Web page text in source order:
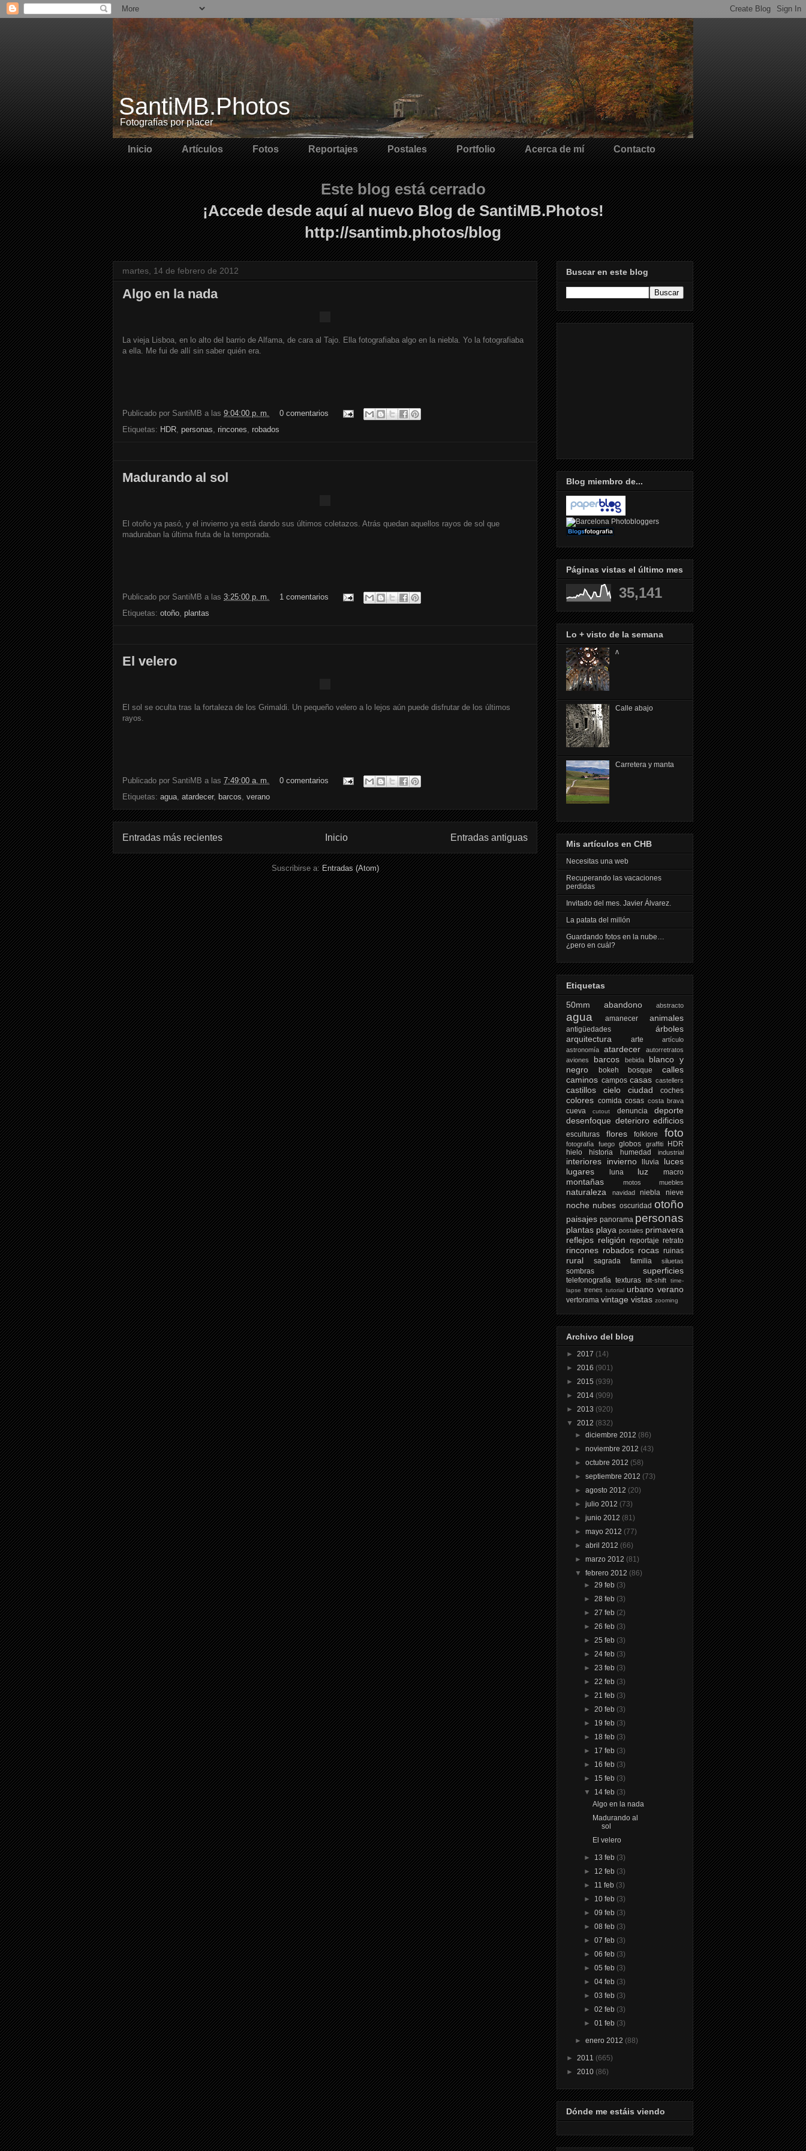
SantiMB.Photos
Fotografías por placer
Inicio Artículos Fotos Reportajes Postales Portfolio Acerca de mí Contacto
Este blog está cerrado
¡Accede desde aquí al nuevo Blog de SantiMB.Photos!
http://santimb.photos/blog
martes, 14 de febrero de 2012
Algo en la nada
La vieja Lisboa, en lo alto del barrio de Alfama, de cara al Tajo. Ella fotografiaba algo en la niebla. Yo la fotografiaba
a ella. Me fui de allí sin saber quién era.
Publicado por SantiMB a las 9:04:00 p. m.
0 comentarios
Etiquetas: HDR, personas, rincones, robados
Madurando al sol
El otoño ya pasó, y el invierno ya está dando sus últimos coletazos. Atrás quedan aquellos rayos de sol que
maduraban la última fruta de la temporada.
Publicado por SantiMB a las 3:25:00 p. m.
1 comentarios
Etiquetas: otoño, plantas
El velero
El sol se oculta tras la fortaleza de los Grimaldi. Un pequeño velero a lo lejos aún puede disfrutar de los últimos
rayos.
Publicado por SantiMB a las 7:49:00 a. m.
0 comentarios
Etiquetas: agua, atardecer, barcos, verano
Entradas más recientes Entradas antiguas
Inicio
Suscribirse a:Entradas (Atom)
Buscar en este blog
Blog miembro de...
Páginas vistas el último mes
35,141
Lo + visto de la semana
ᴧ
Calle abajo
Carretera y manta
Mis artículos en CHB
Necesitas una web
Recuperando las vacaciones
perdidas
Invitado del mes. Javier Álvarez.
La patata del millón
Guardando fotos en la nube…
¿pero en cuál?
Etiquetas
50mm
abandono abstracto
agua amanecer animales
antigüedades
árboles
arquitectura
arte
artículo
astronomía
atardecer
autorretratos
aviones
barcos bebida
blanco y
negro
bokeh bosque
calles
caminos campos casas castellers
castillos cielo ciudad coches
colores comida cosas costa brava
cueva cutout denuncia
deporte
desenfoque deterioro edificios
esculturas flores folklore foto
fotografía fuego globos graffiti
HDR
hielo
historia humedad industrial
interiores invierno lluvia
luces
lugares
luna luz macro
montañas motos muebles
naturaleza navidad niebla nieve
noche nubes oscuridad otoño
paisajes panorama personas
plantas playa postales primavera
reflejos religión reportaje retrato
rincones robados rocas ruinas
rural sagrada familia siluetas
sombras superficies
telefonografía texturas tilt-shift
time-
lapse trenes tutorial urbano verano
vertorama vintage vistas zooming
Archivo del blog
► 2017 (14)
► 2016 (901)
► 2015 (939)
► 2014 (909)
► 2013 (920)
▼ 2012 (832)
►diciembre 2012 (86)
►noviembre 2012 (43)
►octubre 2012 (58)
►septiembre 2012 (73)
►agosto 2012 (20)
►julio 2012 (73)
►junio 2012 (81)
►mayo 2012 (77)
►abril 2012 (66)
►marzo 2012 (81)
▼febrero 2012 (86)
► 29 feb (3)
► 28 feb (3)
► 27 feb (2)
► 26 feb (3)
► 25 feb (3)
► 24 feb (3)
► 23 feb (3)
► 22 feb (3)
► 21 feb (3)
► 20 feb (3)
► 19 feb (3)
► 18 feb (3)
► 17 feb (3)
► 16 feb (3)
► 15 feb (3)
▼ 14 feb (3)
Algo en la nada
Madurando al
sol
El velero
► 13 feb (3)
► 12 feb (3)
► 11 feb (3)
► 10 feb (3)
► 09 feb (3)
► 08 feb (3)
► 07 feb (3)
► 06 feb (3)
► 05 feb (3)
► 04 feb (3)
► 03 feb (3)
► 02 feb (3)
► 01 feb (3)
►enero 2012 (88)
► 2011 (665)
► 2010 (86)
Dónde me estáis viendo